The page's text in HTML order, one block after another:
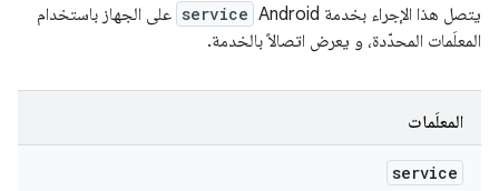
يتصل هذا الإجراء بخدمة Android service على الجهاز باستخدام
المعلَمات المحدّدة، و يعرض اتصالاً بالخدمة.
المعلَمات
service